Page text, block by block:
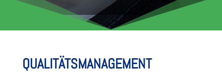
QUA­LI­TÄTS­MA­NAGE­MENT